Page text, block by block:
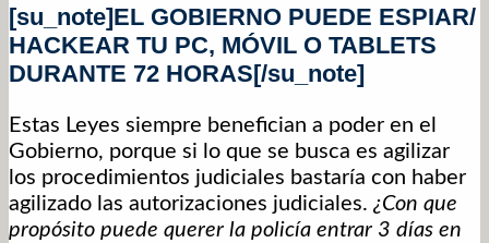
[su_note]EL GOBIERNO PUEDE ESPIAR/
HACKEAR TU PC, MÓVIL O TABLETS
DURANTE 72 HORAS[/su_note]
Estas Leyes siempre benefician a poder en el
Gobierno, porque si lo que se busca es agilizar
los procedimientos judiciales bastaría con haber
agilizado las autorizaciones judiciales. ¿Con que
propósito puede querer la policía entrar 3 días en